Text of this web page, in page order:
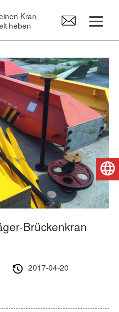
Kran
heben
Nachrichten
Brückenkran
2017-04-20
Deutsch